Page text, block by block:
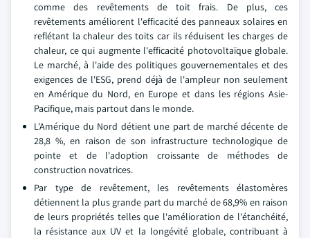
comme des revêtements de toit frais. De plus, ces
revêtements améliorent l'efficacité des panneaux solaires en
reflétant la chaleur des toits car ils réduisent les charges de
chaleur, ce qui augmente l'efficacité photovoltaïque globale.
Le marché, à l'aide des politiques gouvernementales et des
exigences de l'ESG, prend déjà de l'ampleur non seulement
en Amérique du Nord, en Europe et dans les régions Asie-
Pacifique, mais partout dans le monde.
L'Amérique du Nord détient une part de marché décente de
28,8 %, en raison de son infrastructure technologique de
pointe et de l'adoption croissante de méthodes de
construction novatrices.
Par type de revêtement, les revêtements élastomères
détiennent la plus grande part du marché de 68,9% en raison
de leurs propriétés telles que l'amélioration de l'étanchéité,
la résistance aux UV et la longévité globale, contribuant à